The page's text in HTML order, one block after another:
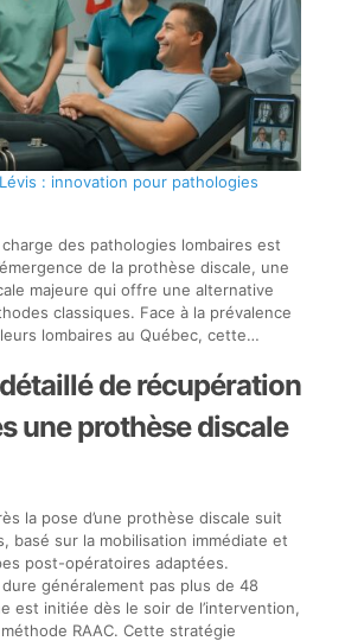
: innovation pour pathologies
des pathologies lombaires est
de la prothèse discale, une
majeure qui offre une alternative
classiques. Face à la prévalence
lombaires au Québec, cette…
de récupération
une prothèse discale
la pose d’une prothèse discale suit
basé sur la mobilisation immédiate et
post-opératoires adaptées.
dure généralement pas plus de 48
est initiée dès le soir de l’intervention,
RAAC. Cette stratégie